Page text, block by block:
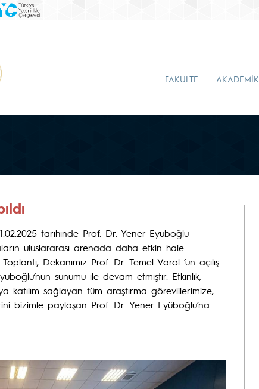
FAKÜLTE AKADEMİK
tarihinde Prof. Dr. Yener Eyüboğlu
uluslararası arenada daha etkin hale
Dekanımız Prof. Dr. Temel Varol ’un açılış
sunumu ile devam etmiştir. Etkinlik,
katılım sağlayan tüm araştırma görevlilerimize,
bizimle paylaşan Prof. Dr. Yener Eyüboğlu’na